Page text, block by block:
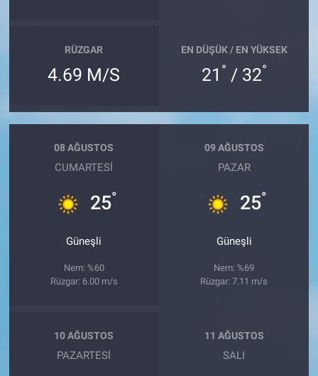
RÜZGAR
4.69 M/S
EN DÜŞÜK / EN YÜKSEK
21 ° / 32°
08 AĞUSTOS
CUMARTESI
25°
Güneşli
Nem: %60
Rüzgar: 6.00 m/s
09 AĞUSTOS
PAZAR
25°
Güneşli
Nem: %69
Rüzgar: 7.11 m/s
10 AĞUSTOS
PAZARTESI
11 AĞUSTOS
SALI